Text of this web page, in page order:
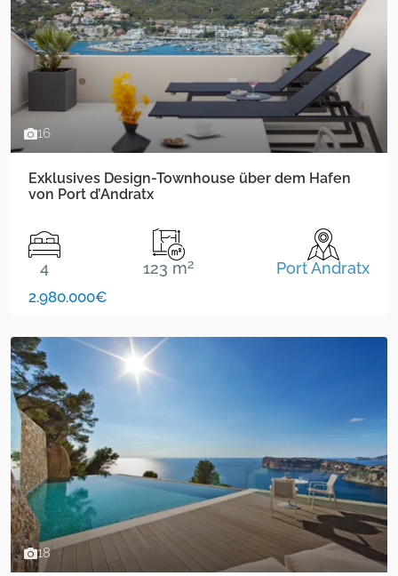
16
Exklusives Design-Townhouse über dem Hafen
von Port d’Andratx
4 123 m2 Port Andratx
2.980.000€
18